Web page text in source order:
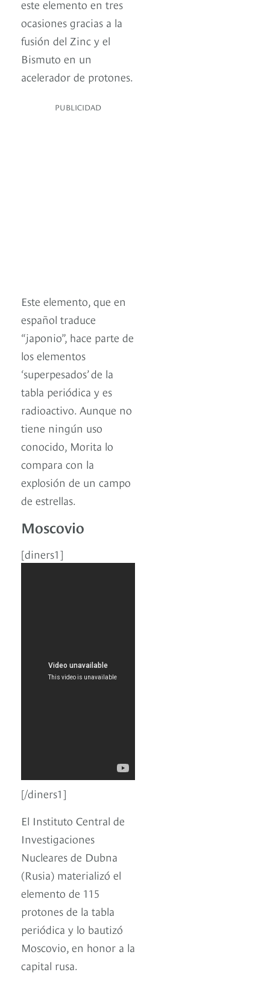
este elemento en tres
ocasiones gracias a la
fusión del Zinc y el
Bismuto en un
acelerador de protones.
PUBLICIDAD
Este elemento, que en
español traduce
“japonio”, hace parte de
los elementos
‘superpesados’ de la
tabla periódica y es
radioactivo. Aunque no
tiene ningún uso
conocido, Morita lo
compara con la
explosión de un campo
de estrellas.
Moscovio
[diners1]
[/diners1]
El Instituto Central de
Investigaciones
Nucleares de Dubna
(Rusia) materializó el
elemento de 115
protones de la tabla
periódica y lo bautizó
Moscovio, en honor a la
capital rusa.